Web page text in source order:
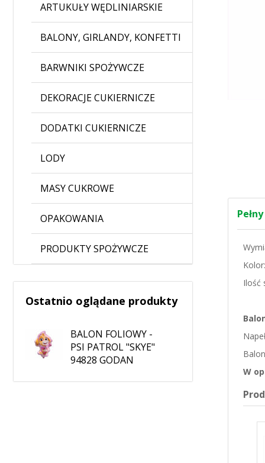
ARTUKUŁY WĘDLINIARSKIE
BALONY, GIRLANDY, KONFETTI
BARWNIKI SPOŻYWCZE
DEKORACJE CUKIERNICZE
DODATKI CUKIERNICZE
LODY
MASY CUKROWE
OPAKOWANIA
PRODUKTY SPOŻYWCZE
Ostatnio oglądane produkty
BALON FOLIOWY -
PSI PATROL "SKYE"
94828 GODAN
Kolor:
Ilość
W